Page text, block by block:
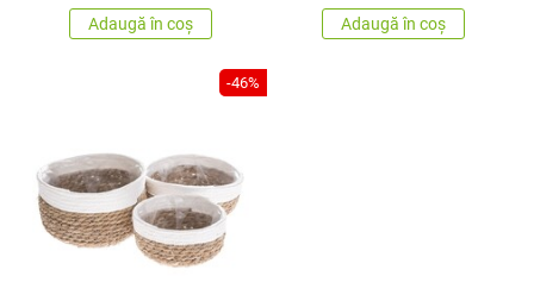
Adaugă în coș Adaugă în coș
-46%